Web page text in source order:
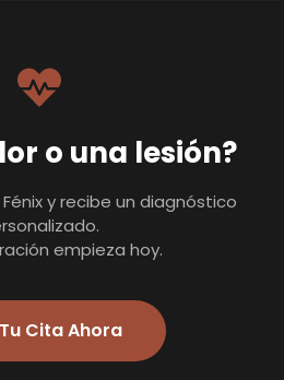
o una lesión?
y recibe un diagnóstico
empieza hoy.
Cita Ahora